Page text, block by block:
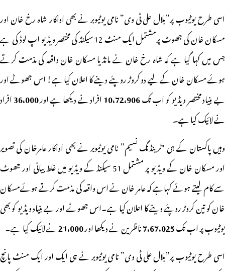
اسی طرح یوٹیوب پر”بلال علی ٹی وی” نامی یوٹیوبر نے بھی اداکار شاہ رخ خان اور
مسکان خان کی جھوٹ پرمشتمل ایک منٹ 12 سیکنڈ کی مختصر ویڈیو اپ لوڈ کی ہے
جس میں کہا گیا ہے کہ شاہ رخ خان نے مانڈیا مسکان خان واقعہ کی مذمت کرتے
ہوئے مسکان خان کے لیے دو کروڑ روپئے دینے کا اعلان کیا ہے! اس جھوٹے اور
بے بنیاد مختصر ویڈیو کو اب تک10،72،906افراد نے دیکھا ہے اور36،000افراد
نے لائیک کیا ہے۔
وہیں پاکستان کے ہی "ٹرینڈنگ نسیم” نامی یوٹیوبر نے بھی اداکار عامرخان کی تصویر
اور مسکان خان کے ویڈیو پر مشتمل 51 سیکنڈ کے ویڈیو میں غلط بیانی اور جھوٹ
سے کام لیتے ہوئے کہاہے کہ عامر خان نے اس واقعہ کی مذمت کرتے ہوئےمسکان
خان کو تین کروڑ روپئے دینے کا اعلان کیا ہے۔اس جھوٹے اور بے بنیاد ویڈیو کو بھی
یوٹیوب پر اب تک7،67،025ناظرین نے دیکھا اور21،000نے لائیک کیا ہے۔
اسی طرح یوٹیوب پر”بلال علی ٹی وی” نامی یوٹیوبر نے ہی ایک اور ایک منٹ پانچ